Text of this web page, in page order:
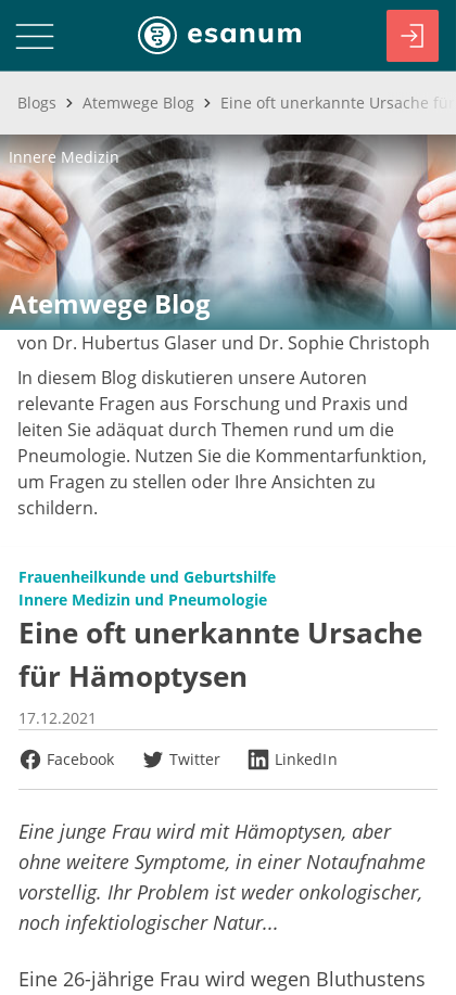
Blogs Atemwege Blog Eine oft unerkannte Ursache
Innere Medizin
Atemwege Blog
von Dr. Hubertus Glaser und Dr. Sophie Christoph
In diesem Blog diskutieren unsere Autoren
relevante Fragen aus Forschung und Praxis und
leiten Sie adäquat durch Themen rund um die
Pneumologie. Nutzen Sie die Kommentarfunktion,
um Fragen zu stellen oder Ihre Ansichten zu
schildern.
Frauenheilkunde und Geburtshilfe
Innere Medizin und Pneumologie
Eine oft unerkannte Ursache
für Hämoptysen
17.12.2021
Facebook
Twitter LinkedIn
Eine junge Frau wird mit Hämoptysen, aber
ohne weitere Symptome, in einer Notaufnahme
vorstellig. Ihr Problem ist weder onkologischer,
noch infektiologischer Natur...
Eine 26-jährige Frau wird wegen Bluthustens